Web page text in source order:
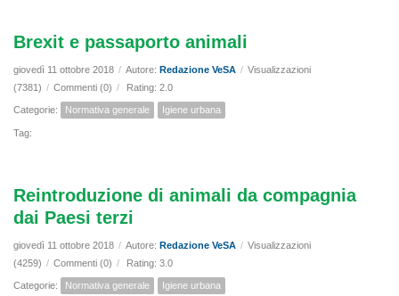
Brexit e passaporto animali
giovedì 11 ottobre 2018 / Autore: Redazione VeSA / Visualizzazioni
(7381) / Commenti (0) / Rating: 2.0
Categorie: Normativa generale Igiene urbana
Tag:
Reintroduzione di animali da compagnia
dai Paesi terzi
giovedì 11 ottobre 2018 / Autore: Redazione VeSA / Visualizzazioni
(4259) / Commenti (0) / Rating: 3.0
Categorie: Normativa generale Igiene urbana